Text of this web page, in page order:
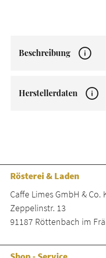
Beschreibung
Herstellerdaten
Rösterei & Laden
Caffe Limes GmbH & Co.
Zeppelinstr. 13
91187 Röttenbach im